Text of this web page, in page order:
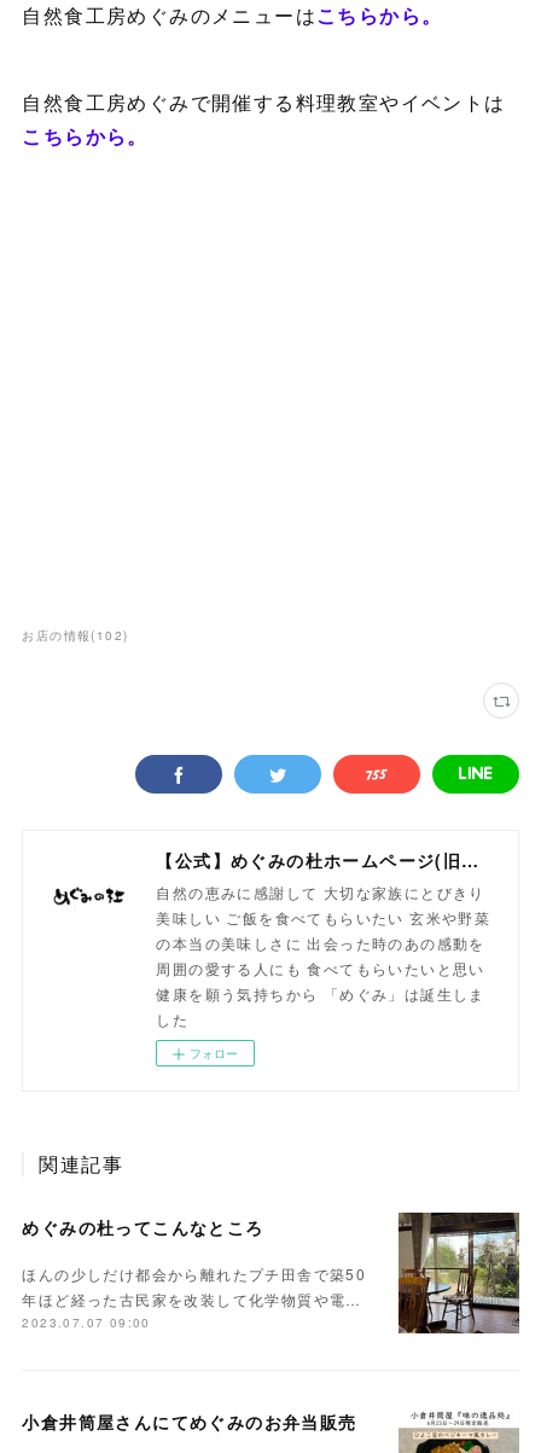
自然食工房めぐみのメニューはこちらから。
自然食工房めぐみで開催する料理教室やイベントは
こちらから。
お店の情報( 102)
【公式】めぐみの杜ホームページ(旧自然食工房）
自然の恵みに感謝して 大切な家族にとびきり
美味しい ご飯を食べてもらいたい 玄米や野菜
の本当の美味しさに 出会った時のあの感動を
周囲の愛する人にも 食べてもらいたいと思い
健康を願う気持ちから 「めぐみ」は誕生しま
した
フォロー
関連記事
めぐみの杜ってこんなところ
ほんの少しだけ都会から離れたプチ田舎で築50
年ほど経った古民家を改装して化学物質や電…
2023.07.07 09:00
小倉井筒屋さんにてめぐみのお弁当販売